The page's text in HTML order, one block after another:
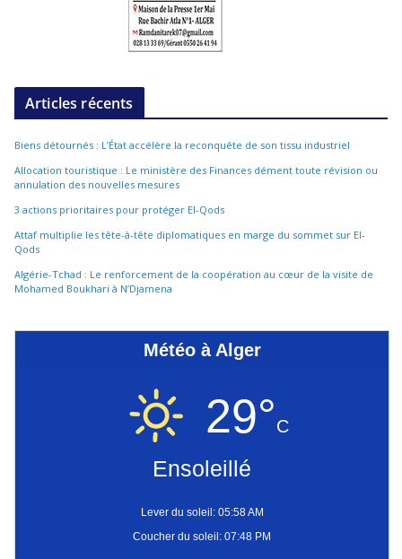
Articles récents
Biens détournés : L’État accélère la reconquête de son tissu industriel
Allocation touristique : Le ministère des Finances dément toute révision ou
annulation des nouvelles mesures
3 actions prioritaires pour protéger El-Qods
Attaf multiplie les tête-à-tête diplomatiques en marge du sommet sur El-
Qods
Algérie-Tchad : Le renforcement de la coopération au cœur de la visite de
Mohamed Boukhari à N’Djamena
Météo à Alger
29°C
Ensoleillé
Lever du soleil: 05:58 AM
Coucher du soleil: 07:48 PM